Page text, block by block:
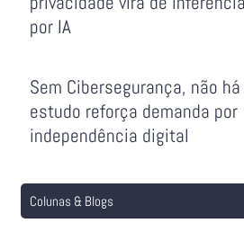
por IA
Sem Cibersegurança, não
estudo reforça demanda por
independência digital
Colunas & Blogs